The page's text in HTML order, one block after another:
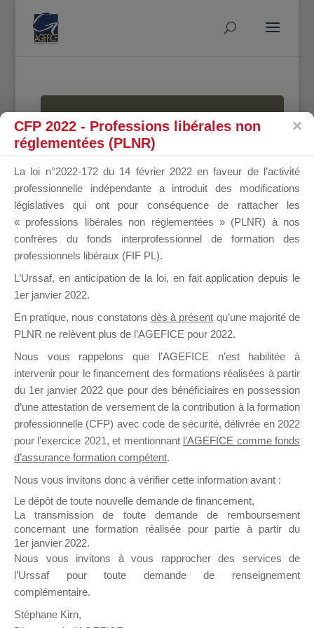
MALLETTE
DU
DIRIGEANT
Groupe Public
il y a un mois
Ce groupe est destiné aux Organismes de
Formation qui souhaitent répondre à l’Appel à
Propositions Mallette du Dirigeant.
sur lequel il est possible de laisser un message
ou poser une question.
NB : Il est nécessaire d’être
pouvoir rejoindre ce groupe
CFP 2022 - Professions libérales non
réglementées (PLNR)
La loi n°2022-172 du 14 février 2022 en faveur de l’activité
professionnelle indépendante a introduit des modifications
législatives qui ont pour conséquence de rattacher les
« professions libérales non réglementées » (PLNR) à nos
confrères du fonds interprofessionnel de formation des
professionnels libéraux (FIF PL).
L’Urssaf, en anticipation de la loi, en fait application depuis le
1er janvier 2022.
En pratique, nous constatons dès à présent qu’une majorité de
PLNR ne relèvent plus de l’AGEFICE pour 2022.
Nous vous rappelons que l’AGEFICE n’est habilitée à
intervenir pour le financement des formations réalisées à partir
du 1er janvier 2022 que pour des bénéficiaires en possession
d’une attestation de versement de la contribution à la formation
professionnelle (CFP) avec code de sécurité, délivrée en 2022
pour l’exercice 2021, et mentionnant l’AGEFICE comme fonds
d’assurance formation compétent.
Nous vous invitons donc à vérifier cette information avant :
Le dépôt de toute nouvelle demande de financement,
La transmission de toute demande de remboursement
concernant une formation réalisée pour partie à partir du
1er janvier 2022.
Nous vous invitons à vous rapprocher des services de
l’Urssaf pour toute demande de renseignement
complémentaire.
Stéphane Kirn,